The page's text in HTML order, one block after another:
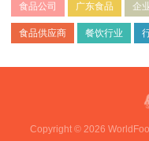
食品公司 广东食品 企
食品供应商 餐饮行业
Copyright © 2026